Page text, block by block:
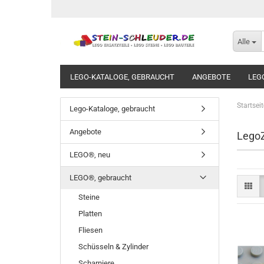
Alle
LEGO-KATALOGE, GEBRAUCHT ANGEBOTE
BAUANLEITUNGEN LEGO STICKERSETS LEGO
Lego-Kataloge, gebraucht
Angebote
LEGO®, neu
LEGO®, gebraucht
Steine
Platten
Fliesen
Schüsseln & Zylinder